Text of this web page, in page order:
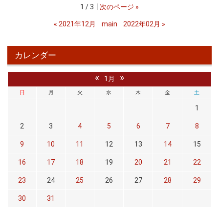
1 / 3 次のページ »
« 2021年12月 main 2022年02月 »
カレンダー
« 1月 »
日 月 火 水 木 金 土
1
2 3 4 5 6 7 8
9 10 11 12 13 14 15
16 17 18 19 20 21 22
23 24 25 26 27 28 29
30 31